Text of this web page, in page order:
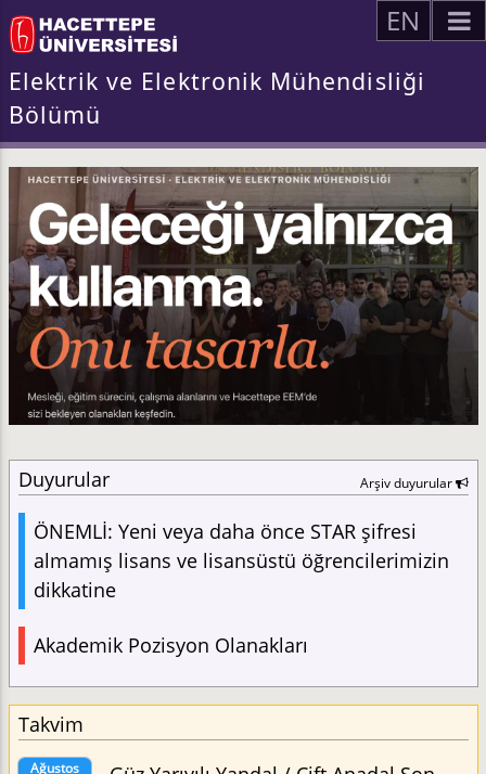
EN
Elektrik ve Elektronik Mühendisliği
Bölümü
Duyurular Arşiv duyurular
ÖNEMLİ: Yeni veya daha önce STAR şifresi
almamış lisans ve lisansüstü öğrencilerimizin
dikkatine
Akademik Pozisyon Olanakları
Takvim
Ağustos